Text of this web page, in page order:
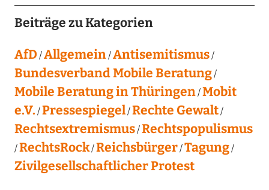
Beiträge zu Kategorien
AfD Allgemein Antisemitismus
Bundesverband Mobile Beratung
Mobile Beratung in Thüringen Mobit
e.V. Pressespiegel Rechte Gewalt
Rechtsextremismus Rechtspopulismus
RechtsRock Reichsbürger Tagung
Zivilgesellschaftlicher Protest